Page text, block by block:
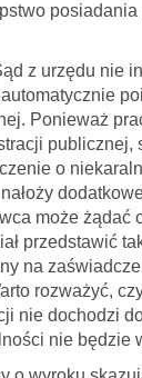
z urzędu nie
Ponieważ
o
może
przedstawić
na
rozważyć,
nie dochodzi
nie będzie